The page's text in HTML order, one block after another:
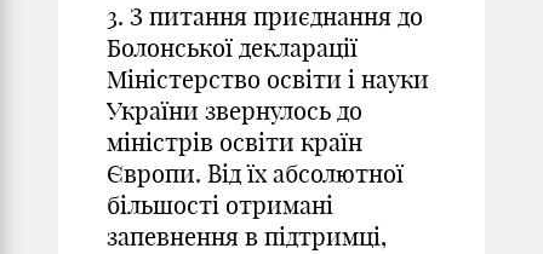
3. З питання приєднання до
Болонської декларації
Міністерство освіти і науки
України звернулось до
міністрів освіти країн
Європи. Від їх абсолютної
більшості отримані
запевнення в підтримці,